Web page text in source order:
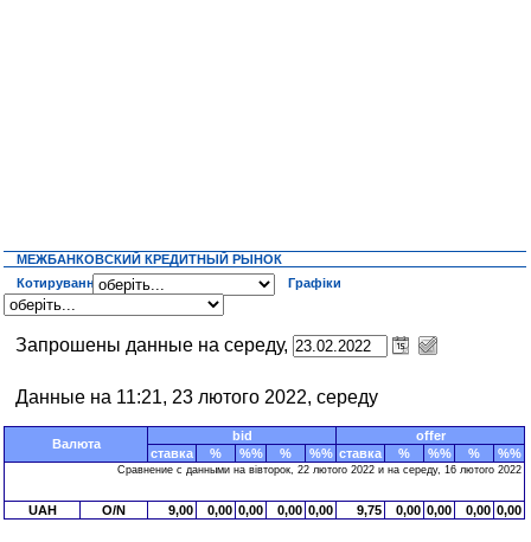
МЕЖБАНКОВСКИЙ КРЕДИТНЫЙ РЫНОК
Котирування
Графіки
Запрошены данные на середу,
Данные на 11:21, 23 лютого 2022, середу
Валюта
bid
offer
ставка
% %% % %% ставка % %% % %%
Сравнение с данными на вівторок, 22 лютого 2022 и на середу, 16 лютого 2022
UAH O/N 9,00 0,00 0,00 0,00 0,00 9,75 0,00 0,00 0,00 0,00